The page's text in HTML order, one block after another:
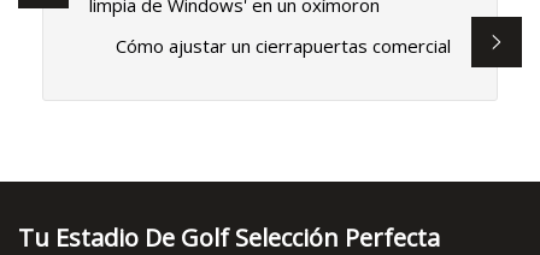
limpia de Windows' en un oxímoron
Cómo ajustar un cierrapuertas comercial
Tu Estadio De Golf Selección Perfecta